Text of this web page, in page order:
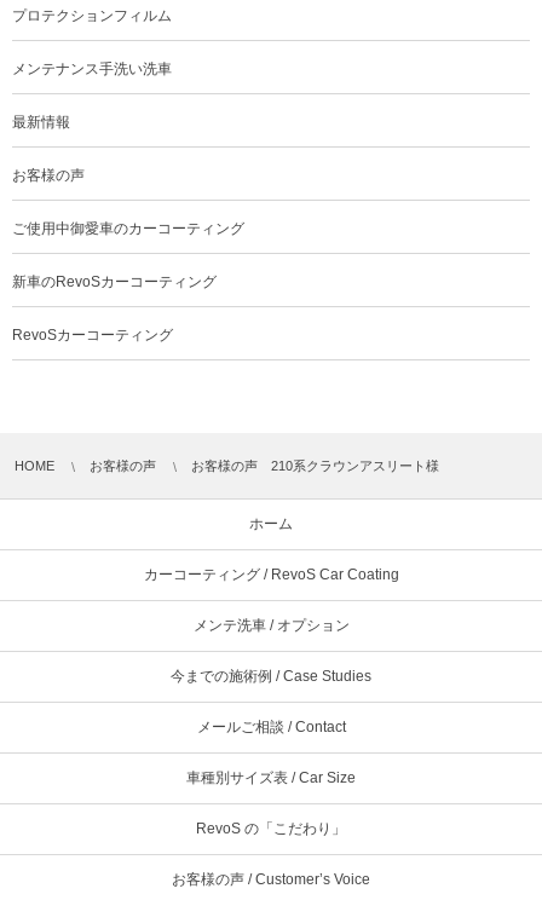
プロテクションフィルム
メンテナンス手洗い洗車
最新情報
お客様の声
ご使用中御愛車のカーコーティング
新車のRevoSカーコーティング
RevoSカーコーティング
HOME お客様の声 お客様の声 210系クラウンアスリート様
ホーム
カーコーティング / RevoS Car Coating
メンテ洗車 / オプション
今までの施術例 / Case Studies
メールご相談 / Contact
車種別サイズ表 / Car Size
RevoS の「こだわり」
お客様の声 / Customer’s Voice